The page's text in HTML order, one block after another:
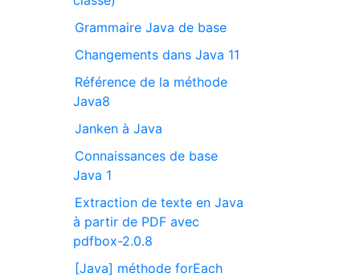
Grammaire Java de base
Changements dans Java 11
Référence de la méthode
Java8
Janken à Java
Connaissances de base
Java 1
Extraction de texte en Java
à partir de PDF avec
pdfbox-2.0.8
[Java] méthode forEach